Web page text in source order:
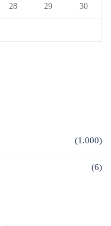
28 29 30
(1.000)
(6)